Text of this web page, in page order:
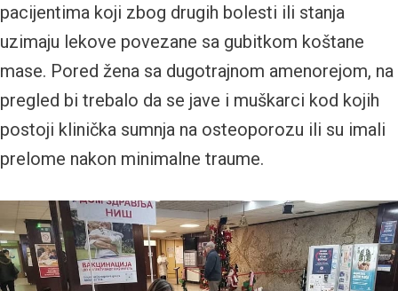
pacijentima koji zbog drugih bolesti ili stanja
uzimaju lekove povezane sa gubitkom koštane
mase. Pored žena sa dugotrajnom amenorejom, na
pregled bi trebalo da se jave i muškarci kod kojih
postoji klinička sumnja na osteoporozu ili su imali
prelome nakon minimalne traume.